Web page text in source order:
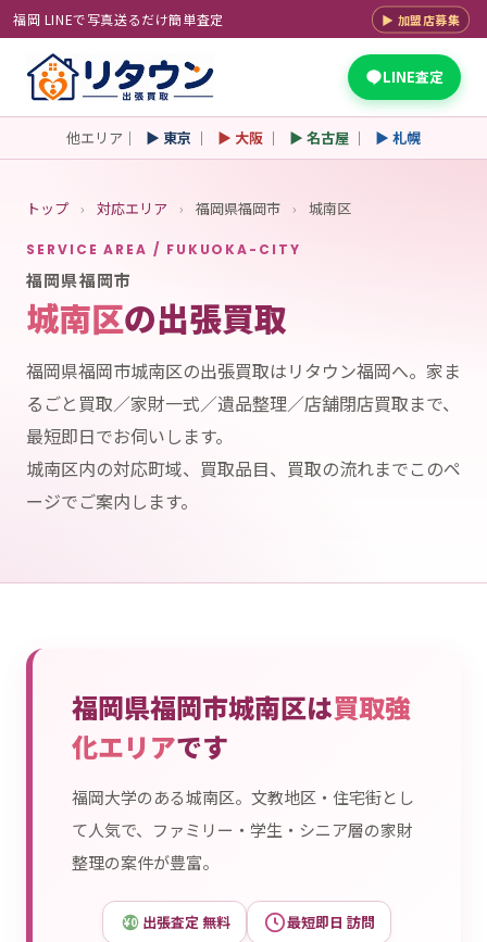
福岡 LINEで写真送るだけ簡単査定 ▶ 加盟店募集
LINE査定
他エリア｜ ▶ 東京 ｜ ▶ 大阪 ｜ ▶ 名古屋 ｜ ▶ 札幌
トップ › 対応エリア › 福岡県福岡市 › 城南区
SERVICE AREA / FUKUOKA-CITY
福岡県福岡市
城南区の出張買取
福岡県福岡市城南区の出張買取はリタウン福岡へ。家ま
るごと買取／家財一式／遺品整理／店舗閉店買取まで、
最短即日でお伺いします。
城南区内の対応町域、買取品目、買取の流れまでこのペ
ージでご案内します。
福岡県福岡市城南区は買取強
化エリアです
福岡大学のある城南区。文教地区・住宅街とし
て人気で、ファミリー・学生・シニア層の家財
整理の案件が豊富。
¥0 出張査定 無料 最短即日 訪問